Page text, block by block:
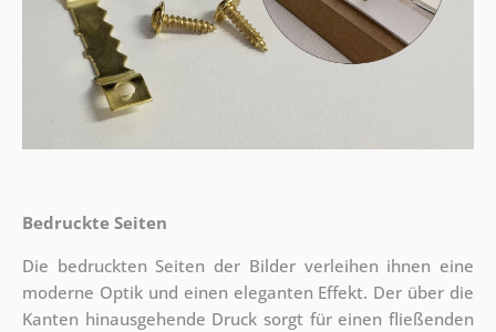
Bedruckte Seiten
Die bedruckten Seiten der Bilder verleihen ihnen eine
moderne Optik und einen eleganten Effekt. Der über die
Kanten hinausgehende Druck sorgt für einen fließenden